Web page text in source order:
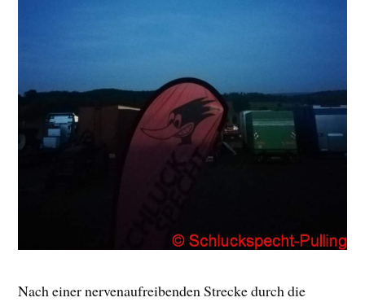
Nach einer nervenaufreibenden Strecke durch die